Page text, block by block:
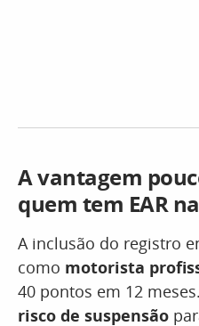
A vantagem
quem tem EAR
A inclusão do registro
como motorista
40 pontos em 12
risco de suspensão